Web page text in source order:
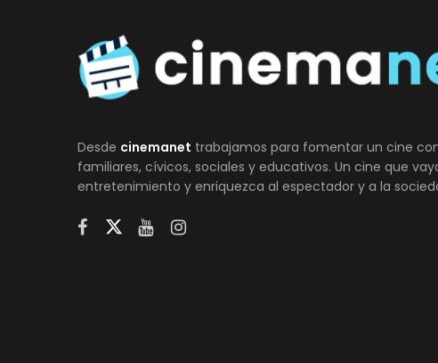
Desde cinemanet trabajamos para fomentar un cine
familiares, cívicos, sociales y educativos. Un cine que
entretenimiento y enriquezca al espectador y a la